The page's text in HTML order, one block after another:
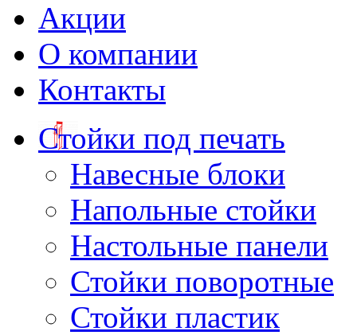
Акции
О компании
Контакты
Стойки под печать
Навесные блоки
Напольные стойки
Настольные панели
Стойки поворотные
Стойки пластик